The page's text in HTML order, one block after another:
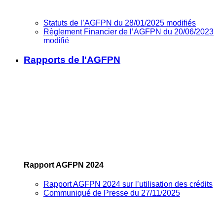
Statuts de l’AGFPN du 28/01/2025 modifiés
Règlement Financier de l’AGFPN du 20/06/2023
modifié
Rapports de l'AGFPN
Rapport AGFPN 2024
Rapport AGFPN 2024 sur l’utilisation des crédits
Communiqué de Presse du 27/11/2025